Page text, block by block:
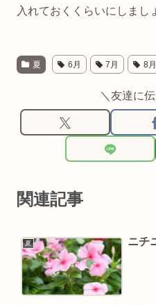
入れておくくらいにしまし
夏 6月 7月 8月
＼友達に
関連記事
夏 ニチ